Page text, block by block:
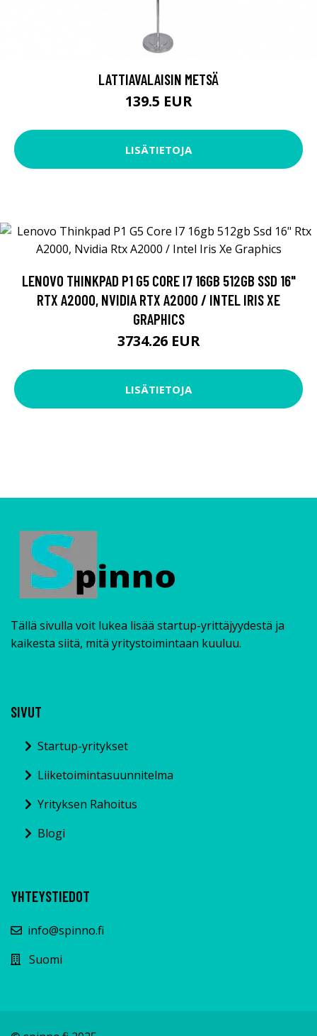
LATTIAVALAISIN METSÄ
139.5 EUR
LISÄTIETOJA
LENOVO THINKPAD P1 G5 CORE I7 16GB 512GB SSD 16"
RTX A2000, NVIDIA RTX A2000 / INTEL IRIS XE
GRAPHICS
3734.26 EUR
LISÄTIETOJA
Tällä sivulla voit lukea lisää startup-yrittäjyydestä ja
kaikesta siitä, mitä yritystoimintaan kuuluu.
SIVUT
Startup-yritykset
Liiketoimintasuunnitelma
Yrityksen Rahoitus
Blogi
YHTEYSTIEDOT
info@spinno.fi
Suomi